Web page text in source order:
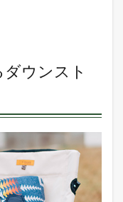
ウンスト